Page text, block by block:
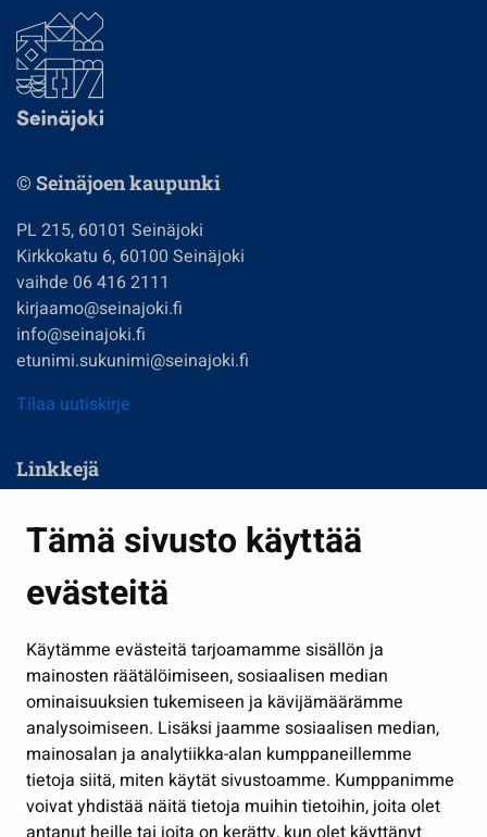
Tämä sivusto käyttää
evästeitä
Käytämme evästeitä tarjoamamme sisällön ja
mainosten räätälöimiseen, sosiaalisen median
ominaisuuksien tukemiseen ja kävijämäärämme
analysoimiseen. Lisäksi jaamme sosiaalisen median,
mainosalan ja analytiikka-alan kumppaneillemme
tietoja siitä, miten käytät sivustoamme. Kumppanimme
voivat yhdistää näitä tietoja muihin tietoihin, joita olet
© Seinäjoen kaupunki
PL 215, 60101 Seinäjoki
Kirkkokatu 6, 60100 Seinäjoki
vaihde 06 416 2111
kirjaamo@seinajoki.fi
info@seinajoki.fi
etunimi.sukunimi@seinajoki.fi
Tilaa uutiskirje
Linkkejä
Kasvatus ja opetus
Kulttuuri ja liikunta
Työ ja yrittäminen
Osallistu ja asioi
Näytä omat evästeasetukseni
Seuraa meitä